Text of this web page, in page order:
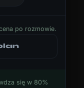
po rozmowie.
się w 80%